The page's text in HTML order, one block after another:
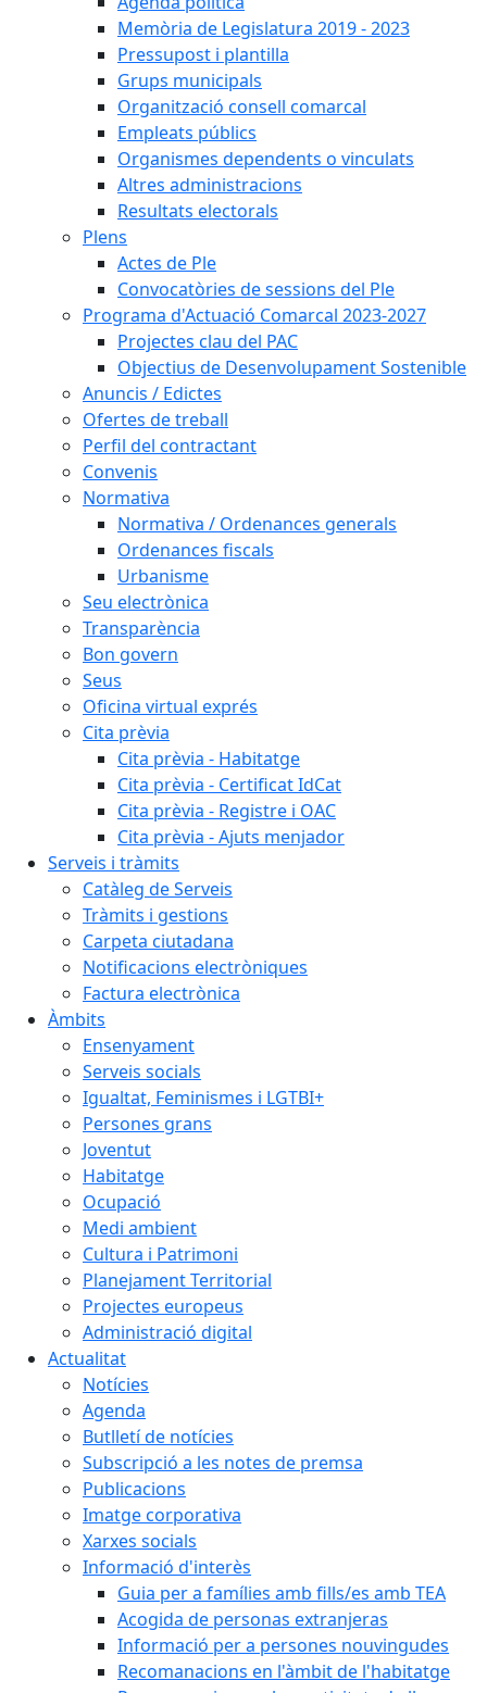
Memòria de Legislatura 2019 - 2023
Pressupost i plantilla
Grups municipals
Organització consell comarcal
Empleats públics
Organismes dependents o vinculats
Altres administracions
Resultats electorals
Plens
Actes de Ple
Convocatòries de sessions del Ple
Programa d'Actuació Comarcal 2023-2027
Projectes clau del PAC
Objectius de Desenvolupament Sostenible
Anuncis / Edictes
Ofertes de treball
Perfil del contractant
Convenis
Normativa
Normativa / Ordenances generals
Ordenances fiscals
Urbanisme
Seu electrònica
Transparència
Bon govern
Seus
Oficina virtual exprés
Cita prèvia
Cita prèvia - Habitatge
Cita prèvia - Certificat IdCat
Cita prèvia - Registre i OAC
Cita prèvia - Ajuts menjador
Serveis i tràmits
Catàleg de Serveis
Tràmits i gestions
Carpeta ciutadana
Notificacions electròniques
Factura electrònica
Àmbits
Ensenyament
Serveis socials
Igualtat, Feminismes i LGTBI+
Persones grans
Joventut
Habitatge
Ocupació
Medi ambient
Cultura i Patrimoni
Planejament Territorial
Projectes europeus
Administració digital
Actualitat
Notícies
Agenda
Butlletí de notícies
Subscripció a les notes de premsa
Publicacions
Imatge corporativa
Xarxes socials
Informació d'interès
Guia per a famílies amb fills/es amb TEA
Acogida de personas extranjeras
Informació per a persones nouvingudes
Recomanacions en l'àmbit de l'habitatge